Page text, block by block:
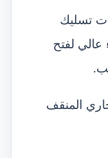
تسليك
لفتح
المنقف